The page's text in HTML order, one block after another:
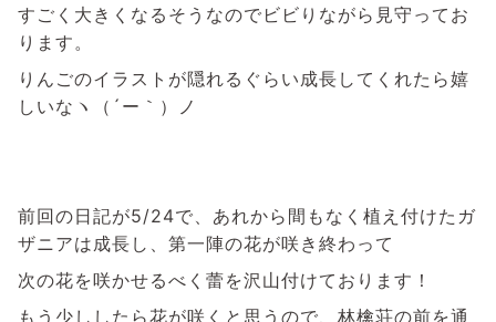
すごく大きくなるそうなのでビビりながら見守ってお
ります。
りんごのイラストが隠れるぐらい成長してくれたら嬉
しいなヽ（´ー｀）ノ
前回の日記が5/24で、あれから間もなく植え付けたガ
ザニアは成長し、第一陣の花が咲き終わって
次の花を咲かせるべく蕾を沢山付けております！
もう少ししたら花が咲くと思うので、林檎荘の前を通